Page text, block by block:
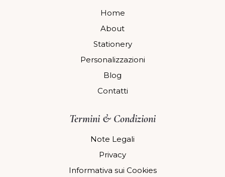
Home
About
Stationery
Personalizzazioni
Blog
Contatti
Termini & Condizioni
Note Legali
Privacy
Informativa sui Cookies